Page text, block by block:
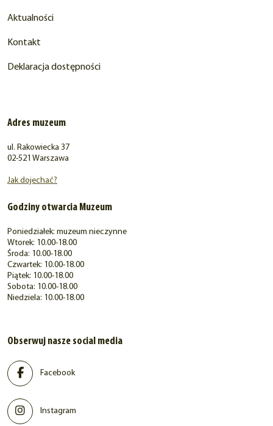
Aktualności
Kontakt
Deklaracja dostępności
Adres muzeum
ul. Rakowiecka 37
02-521 Warszawa
Jak dojechać?
Godziny otwarcia Muzeum
Poniedziałek: muzeum nieczynne
Wtorek: 10.00-18.00
Środa: 10.00-18.00
Czwartek: 10.00-18.00
Piątek: 10.00-18.00
Sobota: 10.00-18.00
Niedziela: 10.00-18.00
Obserwuj nasze social media
Facebook
Instagram